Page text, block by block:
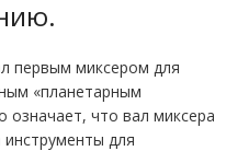
.
первым миксером для
«планетарным
означает, что вал миксера
для